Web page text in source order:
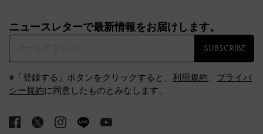
ニュースレターで最新情報をお届けします。​
SUBSCRIBE
※「登録する」ボタンをクリックすると、 利用規約、 プライバ
シー規約に同意したものとみなします。